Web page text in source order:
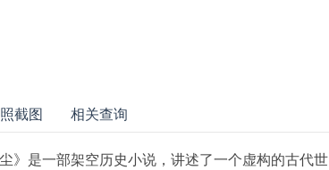
截图 相关查询
》是一部架空历史小说，讲述了一个虚构的古代世